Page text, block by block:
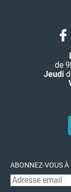
de
Jeudi
ABONNEZ-VOUS À